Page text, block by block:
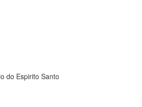
do Espirito Santo